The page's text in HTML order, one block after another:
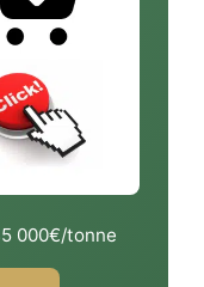
000€/tonne